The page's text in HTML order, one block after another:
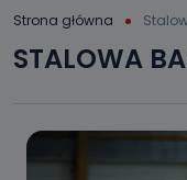
Strona główna
STALOWA